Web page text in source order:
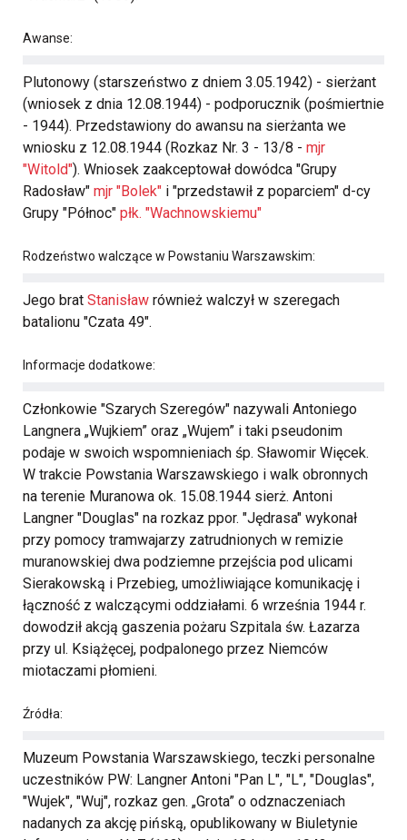
Awanse:
Plutonowy (starszeństwo z dniem 3.05.1942) - sierżant
(wniosek z dnia 12.08.1944) - podporucznik (pośmiertnie
- 1944). Przedstawiony do awansu na sierżanta we
wniosku z 12.08.1944 (Rozkaz Nr. 3 - 13/8 - mjr
"Witold"). Wniosek zaakceptował dowódca "Grupy
Radosław" mjr "Bolek" i "przedstawił z poparciem" d-cy
Grupy "Północ" płk. "Wachnowskiemu"
Rodzeństwo walczące w Powstaniu Warszawskim:
Jego brat Stanisław również walczył w szeregach
batalionu "Czata 49".
Informacje dodatkowe:
Członkowie "Szarych Szeregów" nazywali Antoniego
Langnera „Wujkiem” oraz „Wujem” i taki pseudonim
podaje w swoich wspomnieniach śp. Sławomir Więcek.
W trakcie Powstania Warszawskiego i walk obronnych
na terenie Muranowa ok. 15.08.1944 sierż. Antoni
Langner "Douglas" na rozkaz ppor. "Jędrasa" wykonał
przy pomocy tramwajarzy zatrudnionych w remizie
muranowskiej dwa podziemne przejścia pod ulicami
Sierakowską i Przebieg, umożliwiające komunikację i
łączność z walczącymi oddziałami. 6 września 1944 r.
dowodził akcją gaszenia pożaru Szpitala św. Łazarza
przy ul. Książęcej, podpalonego przez Niemców
miotaczami płomieni.
Źródła:
Muzeum Powstania Warszawskiego, teczki personalne
uczestników PW: Langner Antoni "Pan L", "L", "Douglas",
"Wujek", "Wuj", rozkaz gen. „Grota” o odznaczeniach
nadanych za akcję pińską, opublikowany w Biuletynie